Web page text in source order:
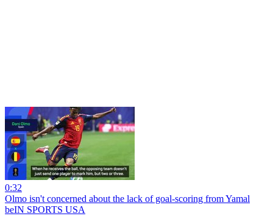
0:32
Olmo isn't concerned about the lack of goal-scoring from Yamal
beIN SPORTS USA